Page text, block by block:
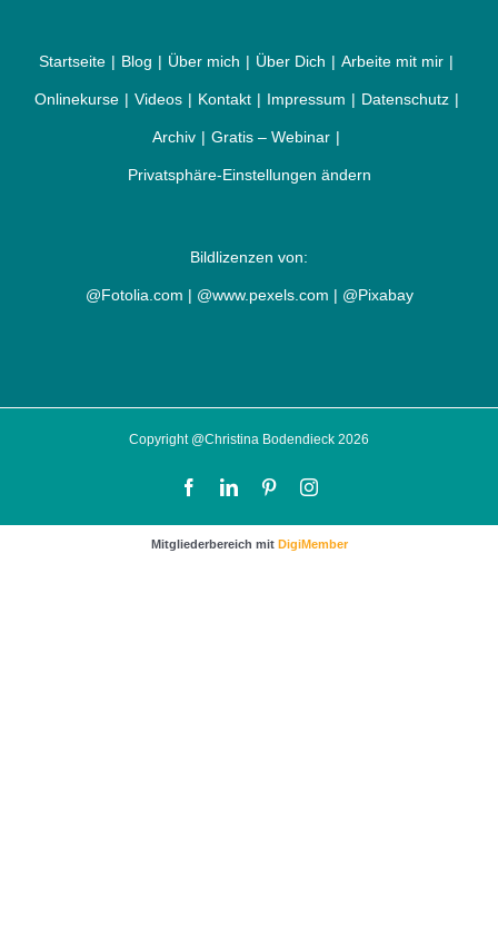
Startseite Blog Über mich Über Dich Arbeite mit mir
Onlinekurse Videos Kontakt Impressum Datenschutz
Archiv Gratis – Webinar
Privatsphäre-Einstellungen ändern
Bildlizenzen von:
@Fotolia.com | @www.pexels.com | @Pixabay
Copyright @Christina Bodendieck 2026
FacebookLinkedInPinterestInstagram
Mitgliederbereich mit DigiMember